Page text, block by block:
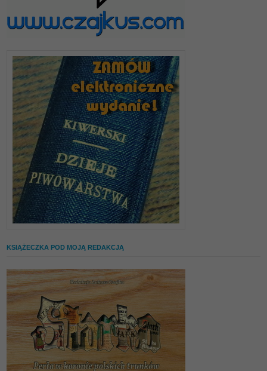
KSIĄŻECZKA POD MOJĄ REDAKCJĄ